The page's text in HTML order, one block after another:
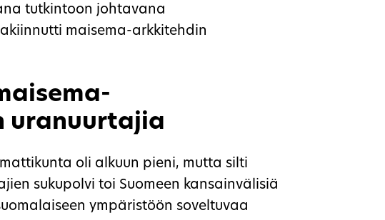
tutkintoon johtavana
maisema-arkkitehdin
uranuurtajia
oli alkuun pieni, mutta silti
sukupolvi toi Suomeen kansainvälisiä
ympäristöön soveltuvaa